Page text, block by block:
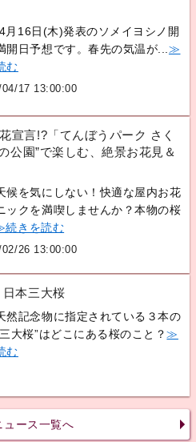
月16日(木)発表のソメイヨシノ開
開日予想です。春先の気温が... ≫
む
04/17 13:00:00
宣言!?「てんぼうパーク さく
公園”で楽しむ、絶景お花見＆
候を気にしない！快適な屋内お花
ックを満喫しませんか？本物の桜
きを読む
02/26 13:00:00
本三大桜
然記念物に指定されている３本の
大桜”はどこにある桜のこと？≫
む
ュース一覧へ